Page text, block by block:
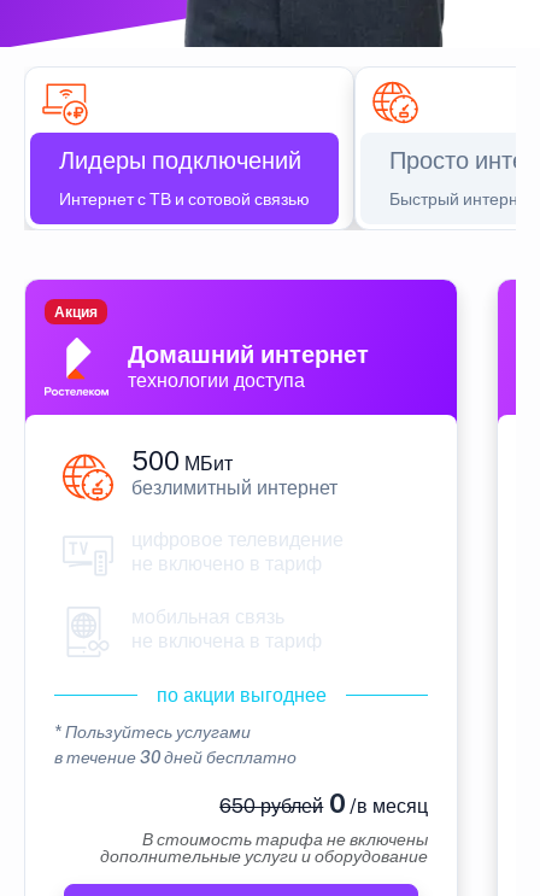
Лидеры подключений
Интернет с ТВ и сотовой связью
Просто
Быстрый интернет
Домашний интернет
технологии доступа
Акция
500 МБит
безлимитный интернет
цифровое телевидение
не включено в тариф
мобильная связь
не включена в тариф
по акции выгоднее
* Пользуйтесь услугами
в течение 30 дней бесплатно
650 рублей0 /в месяц
В стоимость тарифа не включены
дополнительные услуги и оборудование